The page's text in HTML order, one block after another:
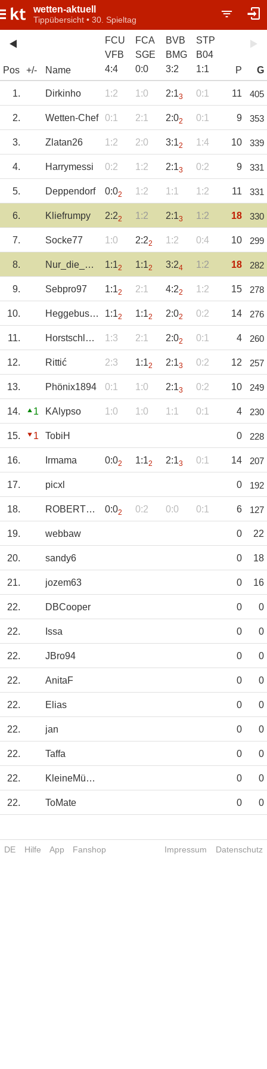
wetten-aktuell
Tippübersicht • 30. Spieltag
Pos +/- Name
FCU
VFB
4:4
FCA
SGE
0:0
BVB
BMG
3:2
STP
B04
1:1 P G
1. Dirkinho 1:2 1:0 2:13 0:1 11 405
2. Wetten-Chef 0:1 2:1 2:02 0:1 9 353
3. Zlatan26 1:2 2:0 3:12 1:4 10 339
4. Harrymessi 0:2 1:2 2:13 0:2 9 331
5. Deppendorf 0:02 1:2 1:1 1:2 11 331
6. Kliefrumpy 2:22 1:2 2:13 1:2 18 330
7. Socke77 1:0 2:22 1:2 0:4 10 299
8. Nur_die_SGD1953 1:12 1:12 3:24 1:2 18 282
9. Sebpro97 1:12 2:1 4:22 1:2 15 278
10. Heggebusch 1:12 1:12 2:02 0:2 14 276
11. Horstschlemmer 1:3 2:1 2:02 0:1 4 260
12. Rittić 2:3 1:12 2:13 0:2 12 257
13. Phönix1894 0:1 1:0 2:13 0:2 10 249
14. 1 KAlypso 1:0 1:0 1:1 0:1 4 230
15. 1 TobiH 0 228
16. Irmama 0:02 1:12 2:13 0:1 14 207
17. picxl 0 192
18. ROBERTVD 0:02 0:2 0:0 0:1 6 127
19. webbaw 0 22
20. sandy6 0 18
21. jozem63 0 16
22. DBCooper 0 0
22. Issa 0 0
22. JBro94 0 0
22. AnitaF 0 0
22. Elias 0 0
22. jan 0 0
22. Taffa 0 0
22. KleineMühonline 0 0
22. ToMate 0 0
DE Hilfe App Fanshop Impressum Datenschutz